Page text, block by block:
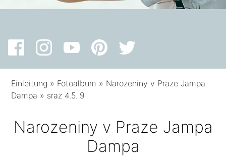
Einleitung » Fotoalbum » Narozeniny v Praze Jampa
Dampa » sraz 4.5. 9
Narozeniny v Praze Jampa
Dampa